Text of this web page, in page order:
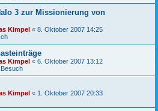
3 zur Missionierung von
Kimpel « 8. Oktober 2007 14:25
Kimpel « 6. Oktober 2007 13:12
Kimpel « 1. Oktober 2007 20:33